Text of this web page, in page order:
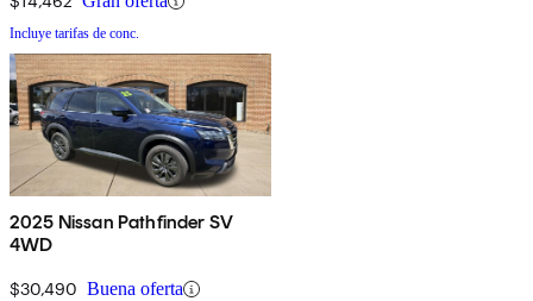
Incluye tarifas de conc.
2025 Nissan Pathfinder SV
4WD
$30,490 Buena oferta